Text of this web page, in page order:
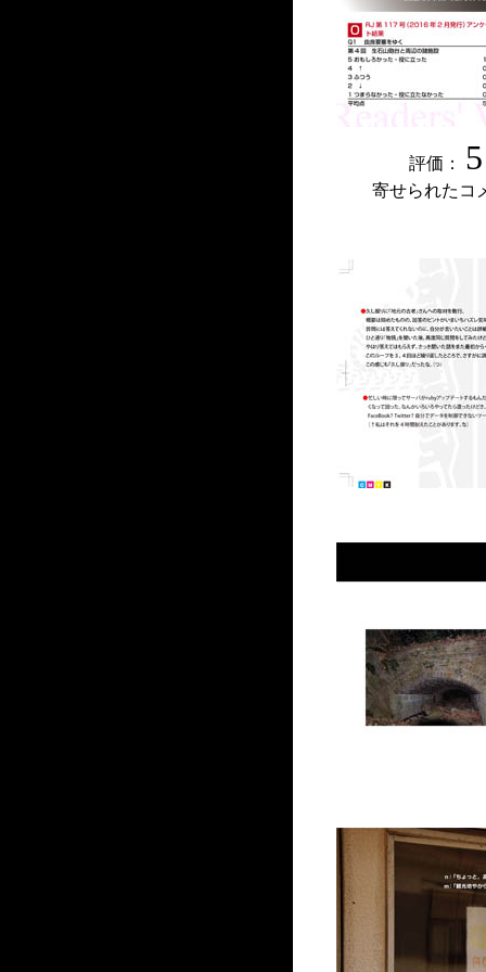
評価： 5
寄せられたコ